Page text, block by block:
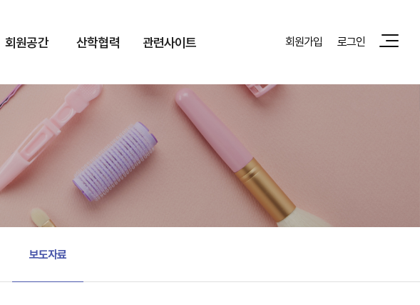
회원공간 산학협력 관련사이트 회원가입 로그인
보도자료